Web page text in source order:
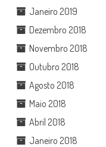
Janeiro 2019
Dezembro 2018
Novembro 2018
Outubro 2018
Agosto 2018
Maio 2018
Abril 2018
Janeiro 2018